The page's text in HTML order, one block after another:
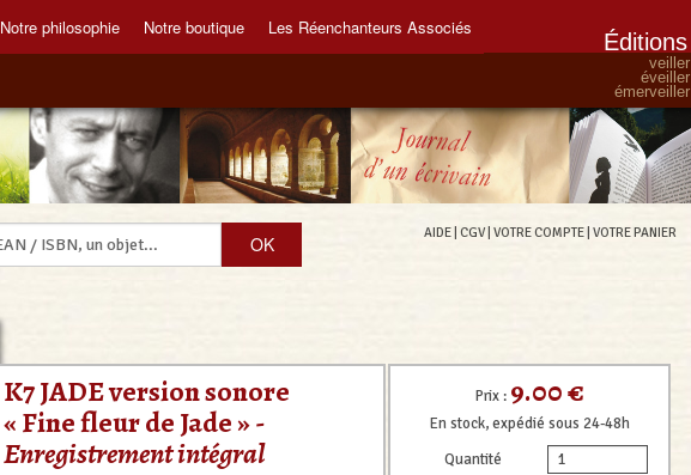
Éditions
veiller
éveiller
émerveiller
Notre philosophie Notre boutique Les Réenchanteurs Associés
AIDE CGV| VOTRE COMPTE VOTRE PANIER
K7 JADE version sonore
« Fine fleur de Jade » -
Enregistrement intégral
Prix : 9.00 €
En stock, expédié sous 24-48h
Quantité